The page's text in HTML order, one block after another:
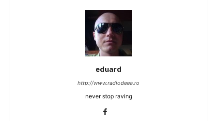
eduard
http://www.radiodeea.ro
never stop raving